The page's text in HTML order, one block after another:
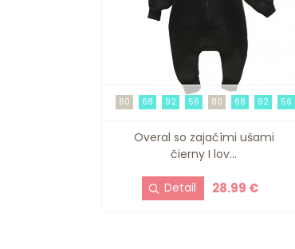
Overal so zajačími ušami
čierny I lov...
28.99 €
80 68 92 56 80 68 92 56